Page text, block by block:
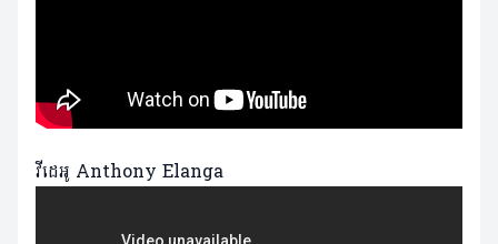
វីដេអូ Anthony Elanga